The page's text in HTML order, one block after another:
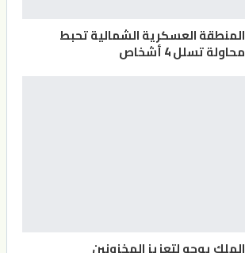
المنطقة العسكرية الشمالية تحبط
محاولة تسلل 4 أشخاص